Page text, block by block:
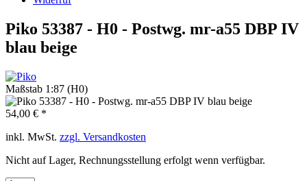
Piko 53387 - H0 - Postwg. mr-a55 DBP IV
blau beige
Maßstab 1:87 (H0)
54,00 € *
inkl. MwSt. zzgl. Versandkosten
Nicht auf Lager, Rechnungsstellung erfolgt wenn verfügbar.